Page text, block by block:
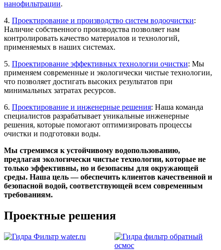
нанофильтрации.
4. Проектирование и производство систем водоочистки:
Наличие собственного производства позволяет нам
контролировать качество материалов и технологий,
применяемых в наших системах.
5. Проектирование эффективных технологии очистки: Мы
применяем современные и экологически чистые технологии,
что позволяет достигать высоких результатов при
минимальных затратах ресурсов.
6. Проектирование и инженерные решения: Наша команда
специалистов разрабатывает уникальные инженерные
решения, которые помогают оптимизировать процессы
очистки и подготовки воды.
Мы стремимся к устойчивому водопользованию,
предлагая экологически чистые технологии, которые не
только эффективны, но и безопасны для окружающей
среды. Наша цель — обеспечить клиентов качественной и
безопасной водой, соответствующей всем современным
требованиям.
Проектные решения